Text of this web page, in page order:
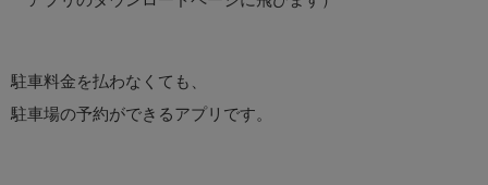
駐車料金を払わなくても、
駐車場の予約ができるアプリです。